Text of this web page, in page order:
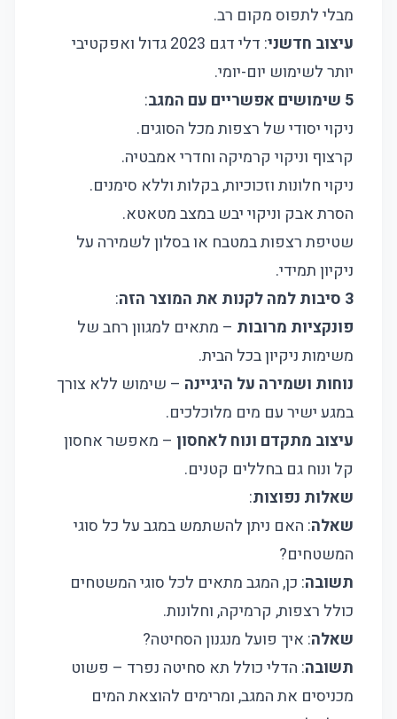
מבלי לתפוס מקום רב.
עיצוב חדשני
: דלי דגם 2023 גדול ואפקטיבי
יותר לשימוש יום-יומי.
5 שימושים אפשריים עם המגב
:
ניקוי יסודי של רצפות מכל הסוגים.
קרצוף וניקוי קרמיקה וחדרי אמבטיה.
ניקוי חלונות וזכוכיות, בקלות וללא סימנים.
הסרת אבק וניקוי יבש במצב מטאטא.
שטיפת רצפות במטבח או בסלון לשמירה על
ניקיון תמידי.
3 סיבות למה לקנות את המוצר הזה
:
פונקציות מרובות – מתאים למגוון רחב של
משימות ניקיון בכל הבית.
נוחות ושמירה על היגיינה – שימוש ללא צורך
במגע ישיר עם מים מלוכלכים.
עיצוב מתקדם ונוח לאחסון – מאפשר אחסון
קל ונוח גם בחללים קטנים.
שאלות נפוצות:
שאלה: האם ניתן להשתמש במגב על כל סוגי
המשטחים?
תשובה: כן, המגב מתאים לכל סוגי המשטחים
כולל רצפות, קרמיקה, וחלונות.
שאלה: איך פועל מנגנון הסחיטה?
תשובה: הדלי כולל תא סחיטה נפרד – פשוט
מכניסים את המגב, ומרימים להוצאת המים